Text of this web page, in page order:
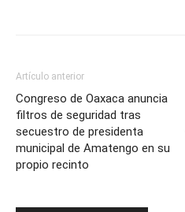
Artículo anterior
Congreso de Oaxaca anuncia
filtros de seguridad tras
secuestro de presidenta
municipal de Amatengo en su
propio recinto